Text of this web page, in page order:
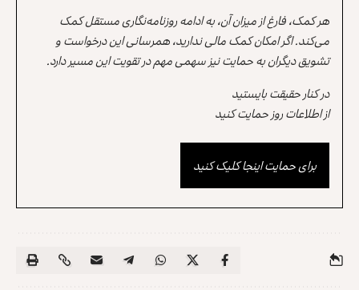
هر کمک، فارغ از میزان آن، به ادامه روزنامه‌نگاری مستقل کمک
می‌کند. اگر امکان کمک مالی ندارید، همرسانی این درخواست و
تشویق دیگران به حمایت نیز سهمی مهم در تقویت این مسیر دارد.
در کنار حقیقت بایستید
از اطلاعات روز حمایت کنید
برای حمایت اینجا کلیک کنید